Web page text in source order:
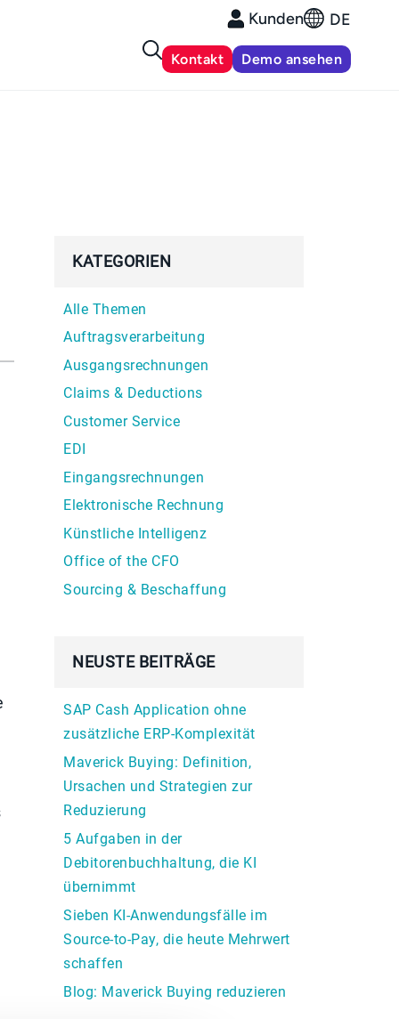
Kunden DE
Kontakt Demo ansehen
KATEGORIEN
Alle Themen
Auftragsverarbeitung
Ausgangsrechnungen
Claims & Deductions
Customer Service
EDI
Eingangsrechnungen
Elektronische Rechnung
Künstliche Intelligenz
Office of the CFO
Sourcing & Beschaffung
NEUSTE BEITRÄGE
SAP Cash Application ohne
zusätzliche ERP-Komplexität
Maverick Buying: Definition,
Ursachen und Strategien zur
Reduzierung
5 Aufgaben in der
Debitorenbuchhaltung, die KI
übernimmt
Sieben KI-Anwendungsfälle im
Source-to-Pay, die heute Mehrwert
schaffen
Blog: Maverick Buying reduzieren